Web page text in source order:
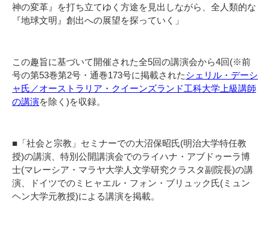
神の変革』を打ち立てゆく方途を見出しながら、全人類的な
『地球文明』創出への展望を探っていく」
この趣旨に基づいて開催された全5回の講演会から4回(※前
号の第53巻第2号・通巻173号に掲載されたシェリル・デーシ
ャ氏／オーストラリア・クイーンズランド工科大学上級講師
の講演を除く)を収録。
■「社会と宗教」セミナーでの大沼保昭氏(明治大学特任教
授)の講演、特別公開講演会でのライハナ・アブドゥーラ博
士(マレーシア・マラヤ大学人文学研究クラスタ副院長)の講
演、ドイツでのミヒャエル・フォン・ブリュック氏(ミュン
ヘン大学元教授)による講演を掲載。